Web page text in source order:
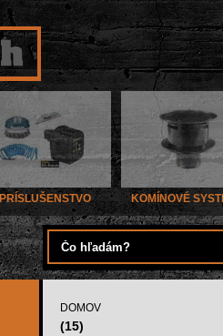
PRÍSLUŠENSTVO KOMÍNOVÉ
DOMOV
(15)